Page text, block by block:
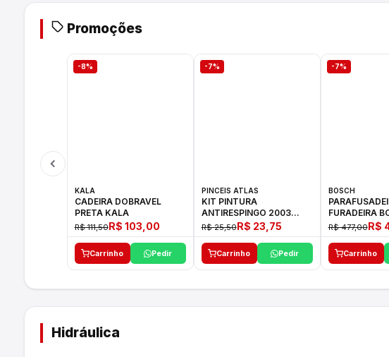
Promoções
-8%
KALA
CADEIRA DOBRAVEL
PRETA KALA
R$ 111,50R$ 103,00
Carrinho Pedir
-7%
PINCEIS ATLAS
KIT PINTURA
ANTIRESPINGO 2003
ATLAS 03 PCS
R$ 25,50R$ 23,75
Carrinho Pedir
-7%
BOSCH
FURADEIRA
GSR 1000
R$ 477,00R$
Carrinho
Hidráulica